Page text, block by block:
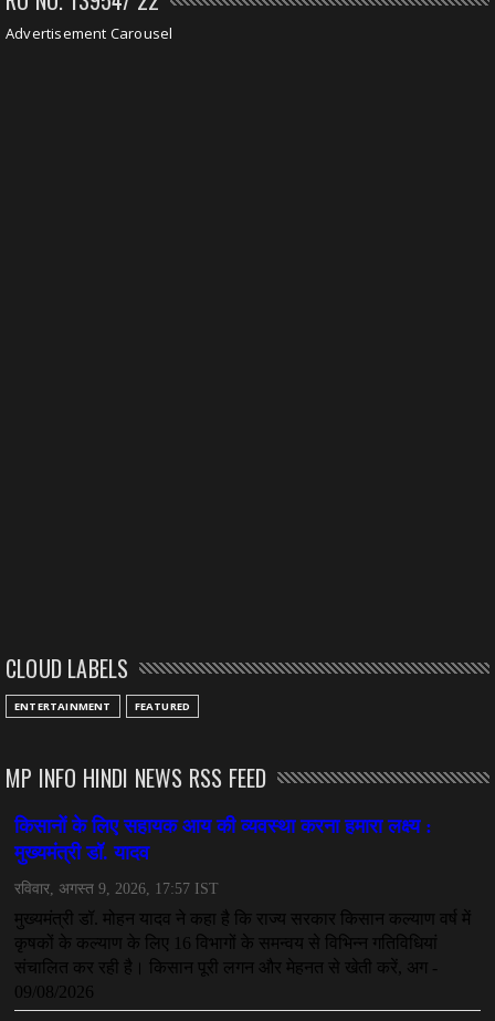
Advertisement Carousel
CLOUD LABELS
ENTERTAINMENT FEATURED
MP INFO HINDI NEWS RSS FEED